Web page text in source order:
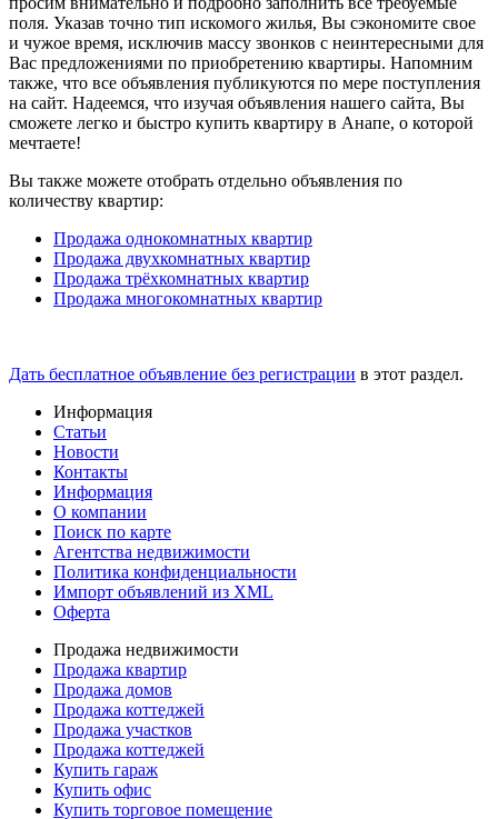
поля. Указав точно тип искомого жилья, Вы сэкономите свое
и чужое время, исключив массу звонков с неинтересными для
Вас предложениями по приобретению квартиры. Напомним
также, что все объявления публикуются по мере поступления
на сайт. Надеемся, что изучая объявления нашего сайта, Вы
сможете легко и быстро купить квартиру в Анапе, о которой
мечтаете!
Вы также можете отобрать отдельно объявления по
количеству квартир:
Продажа однокомнатных квартир
Продажа двухкомнатных квартир
Продажа трёхкомнатных квартир
Продажа многокомнатных квартир
Дать бесплатное объявление без регистрации в этот раздел.
Информация
Статьи
Новости
Контакты
Информация
О компании
Поиск по карте
Агентства недвижимости
Политика конфиденциальности
Импорт объявлений из XML
Оферта
Продажа недвижимости
Продажа квартир
Продажа домов
Продажа коттеджей
Продажа участков
Продажа коттеджей
Купить гараж
Купить офис
Купить торговое помещение